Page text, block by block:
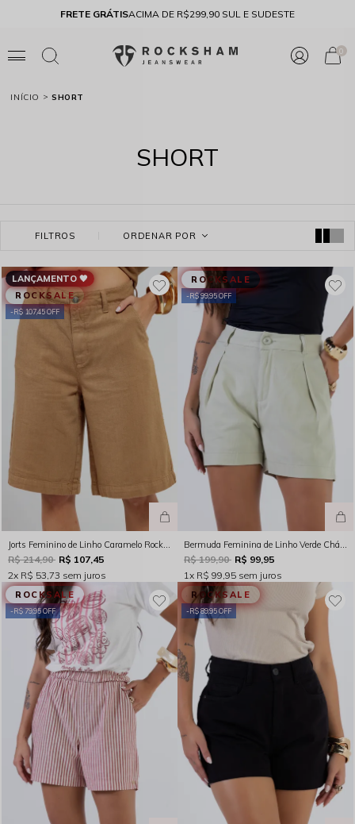
FRETE GRÁTISACIMA DE R$299,90 SUL E SUDESTE
0
INÍCIO SHORT
SHORT
FILTROS ORDENAR POR
R$ 107,45 OFF
ROCKSALE
LANÇAMENTO 🖤
Jorts Feminino de Linho Caramelo Rocksham - 261002 - 40019
R$ 214,90 R$ 107,45
2x R$ 53,73 sem juros
R$ 99,95 OFF
ROCKSALE
Bermuda Feminina de Linho Verde Chá Rocksham - FC254077
R$ 199,90 R$ 99,95
1x R$ 99,95 sem juros
R$ 79,95 OFF
ROCKSALE
R$ 89,95 OFF
ROCKSALE